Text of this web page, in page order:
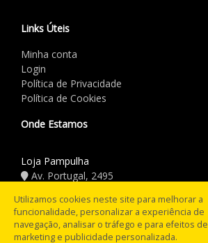
Links Úteis
Minha conta
Login
Política de Privacidade
Política de Cookies
Onde Estamos
Loja Pampulha
Av. Portugal, 2495
Horário de Funcionamento
Seg a Sex: 08:00 às 18:00
Utilizamos cookies neste site para melhorar a
funcionalidade, personalizar a experiência de
navegação, analisar o tráfego e para efeitos de
marketing e publicidade personalizada.